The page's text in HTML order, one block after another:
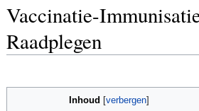
Vaccinatie-
Raadplegen
Inhoud verbergen]